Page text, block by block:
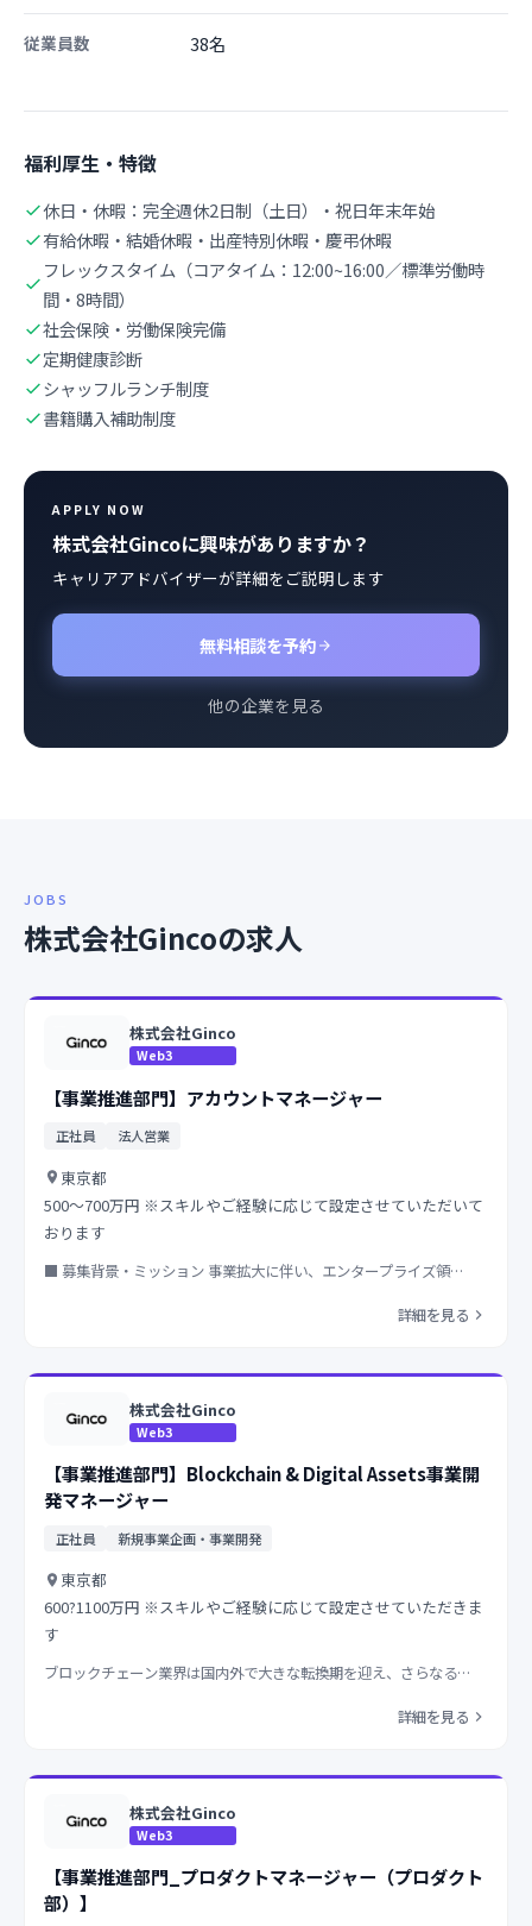
従業員数 38名
福利厚生・特徴
休日・休暇：完全週休2日制（土日）・祝日年末年始
有給休暇・結婚休暇・出産特別休暇・慶弔休暇
フレックスタイム（コアタイム：12:00~16:00／標準労働時
間・8時間）
社会保険・労働保険完備
定期健康診断
シャッフルランチ制度
書籍購入補助制度
APPLY NOW
株式会社Gincoに興味がありますか？
キャリアアドバイザーが詳細をご説明します
無料相談を予約
他の企業を見る
JOBS
株式会社Gincoの求人
株式会社Ginco
Web3
【事業推進部門】アカウントマネージャー
正社員 法人営業
東京都
500～700万円 ※スキルやご経験に応じて設定させていただいて
おります
■ 募集背景・ミッション 事業拡大に伴い、エンタープライズ領…
詳細を見る
株式会社Ginco
Web3
【事業推進部門】Blockchain & Digital Assets事業開
発マネージャー
正社員 新規事業企画・事業開発
東京都
600?1100万円 ※スキルやご経験に応じて設定させていただきま
す
ブロックチェーン業界は国内外で大きな転換期を迎え、さらなる…
詳細を見る
株式会社Ginco
Web3
【事業推進部門_プロダクトマネージャー（プロダクト
部）】